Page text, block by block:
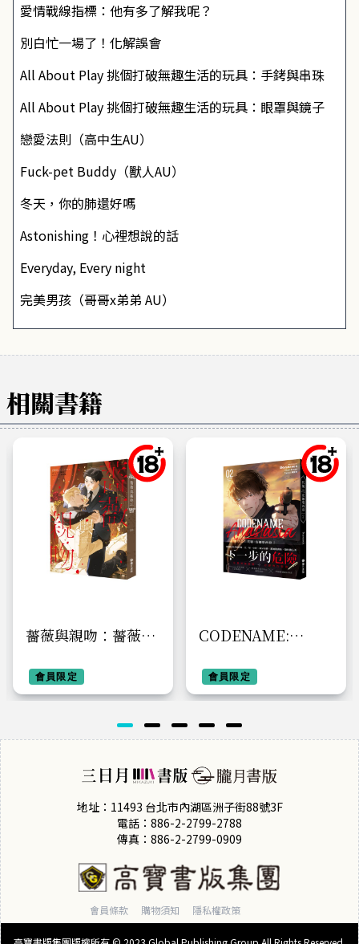
愛情戰線指標：他有多了解我呢？
別白忙一場了！化解誤會
All About Play 挑個打破無趣生活的玩具：手銬與串珠
All About Play 挑個打破無趣生活的玩具：眼罩與鏡子
戀愛法則（高中生AU）
Fuck-pet Buddy（獸人AU）
冬天，你的肺還好嗎
Astonishing！心裡想說的話
Everyday, Every night
完美男孩（哥哥x弟弟 AU）
相關書籍
薔薇與親吻：薔薇與
版】
會員限定
CODENAME:
安娜塔西亞02
會員限定
地址：11493 台北市內湖區洲子街88號3F
電話：886-2-2799-2788
傳真：886-2-2799-0909
會員條款 購物須知 隱私權政策